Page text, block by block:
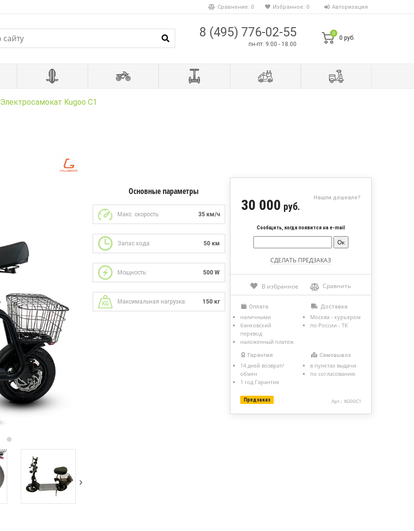
Сравнение: 0 Избранное: 0 Авторизация
0
0 руб.
8 (495) 776-02-55
пн-пт: 9.00 - 18.00
Электросамокат Kugoo C1
›
Арт.: KG00C1
Предзаказ
Нашли дешевле?
30 000 руб.
Сообщить, когда появится на e-mail
В избранное Сравнить
Оплата
наличными
банковский
перевод
наложенный платеж
Доставка
Москва - курьером
по России - ТК
Гарантия
14 дней возврат/
обмен
1 год Гарантия
Самовывоз
в пунктах выдачи
по согласованию
Основные параметры
Макс. скорость: 35 км/ч
Запас хода: 50 км
Мощность: 500 W
Максимальная нагрузка: 150 кг